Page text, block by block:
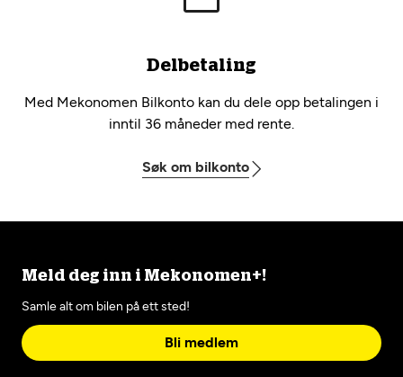
Delbetaling
Med Mekonomen Bilkonto kan du dele opp betalingen i
inntil 36 måneder med rente.
Søk om bilkonto
Meld deg inn i Mekonomen+!
Samle alt om bilen på ett sted!
Bli medlem